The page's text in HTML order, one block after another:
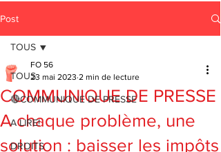
Post
TOUS
🔴COMMUNIQUE DE PRESSE
A LIRE!
DROITS
TOUS
COMMUNIQUE DE PRESSE
A chaque problème, une
solution : baisser les impôts
FO 56
23 mai 2023 2 min de lecture